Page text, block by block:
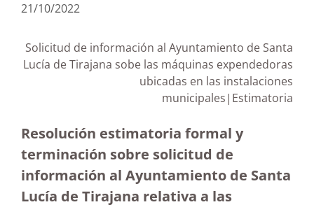
21/10/2022
Solicitud de información al Ayuntamiento de Santa
Lucía de Tirajana sobe las máquinas expendedoras
ubicadas en las instalaciones
municipales|Estimatoria
Resolución estimatoria formal y
terminación sobre solicitud de
información al Ayuntamiento de Santa
Lucía de Tirajana relativa a las